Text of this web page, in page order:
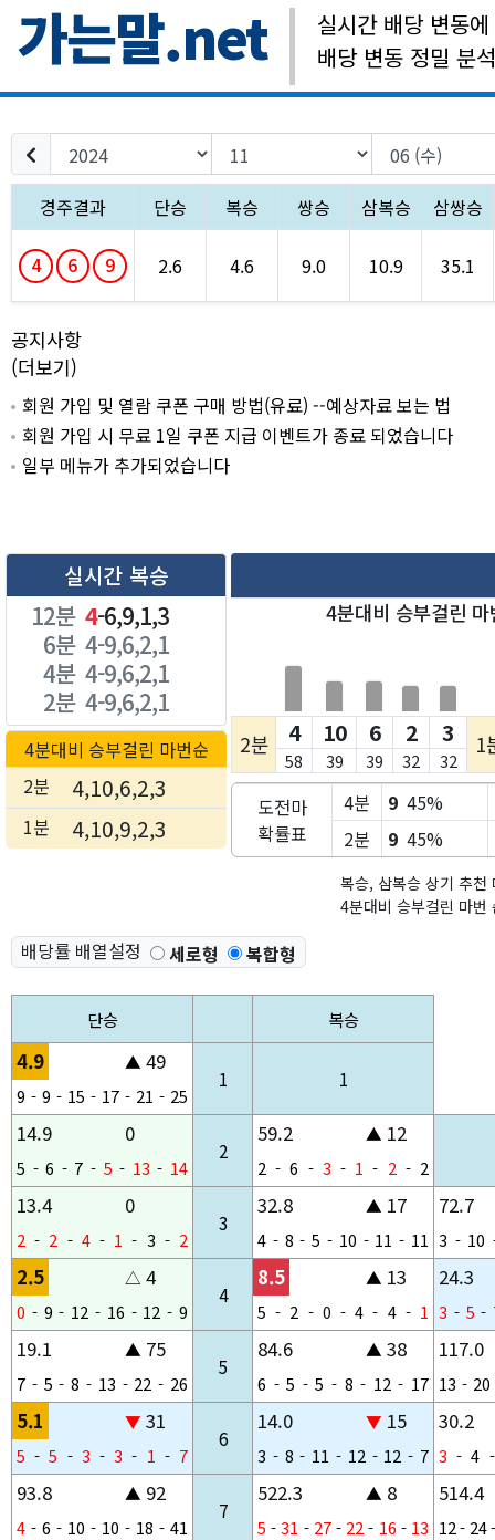
가는말.net
실시간 배당 변동
배당 변동 정밀 분
경주결과 단승 복승 쌍승 삼복승 삼쌍승
4 6 9 2.6 4.6 9.0 10.9 35.1
공지사항
(더보기)
회원 가입 및 열람 쿠폰 구매 방법(유료) --예상자료 보는 법
회원 가입 시 무료 1일 쿠폰 지급 이벤트가 종료 되었습니다
일부 메뉴가 추가되었습니다
실시간 복승
12분 4-6,9,1,3
6분 4-9,6,2,1
4분 4-9,6,2,1
2분 4-9,6,2,1
4분대비 승부걸린 마번순
2분
4,10,6,2,3
1분 4,10,9,2,3
4분대비 승부걸린
2분 4 10 6 2 3
58 39 39 32 32
1
도전마
확률표
4분 945%
2분
945%
복승, 삼복승 상기 추천
4분대비 승부걸린 마번
배당률 배열설정 세로형 복합형
단승 복승
4.9 ▲ 49
9 - 9 - 15 - 17 - 21 - 25
1 1
14.9 0
5 - 6 - 7 - 5 - 13 - 14
2
59.2 ▲ 12
2 - 6 - 3 - 1 - 2 - 2
13.4 0
2 - 2 - 4 - 1 - 3 - 2
3
32.8 ▲ 17
4 - 8 - 5 - 10 - 11 - 11
72.7
3 - 10
2.5 △ 4
0 - 9 - 12 - 16 - 12 - 9
4
8.5 ▲ 13
5 - 2 - 0 - 4 - 4 - 1
24.3
3 - 5 -
19.1 ▲ 75
7 - 5 - 8 - 13 - 22 - 26
5
84.6 ▲ 38
6 - 5 - 5 - 8 - 12 - 17
117.0
13 - 20
5.1 ▼ 31
5 - 5 - 3 - 3 - 1 - 7
6
14.0 ▼ 15
3 - 8 - 11 - 12 - 12 - 7
30.2
3 - 4 -
93.8 ▲ 92
4 - 6 - 10 - 10 - 18 - 41
7
522.3 ▲ 8
5 - 31 - 27 - 22 - 16 - 13
514.4
12- 24